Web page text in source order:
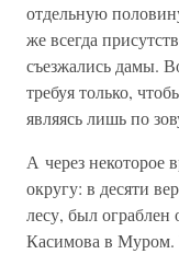
отдельную
же всегда
съезжались дамы.
требуя только,
являясь лишь по
А через некоторое
округу: в десяти
лесу, был
Касимова в Муром.